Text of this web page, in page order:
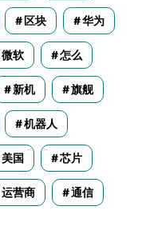
区块 华为
微软 怎么
新机 旗舰
机器人
美国 芯片
运营商 通信